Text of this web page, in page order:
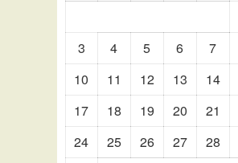
3
4 5 6 7
10
11 12 13 14
17
18 19 20 21
24
25 26 27 28